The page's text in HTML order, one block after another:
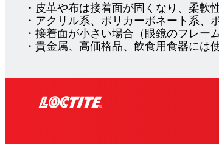
・皮革や布は接着面が固くなり、柔軟
・アクリル系、ポリカーボネート系、
・接着面が小さい場合（眼鏡のフレー
・貴金属、高価格品、飲食用食器には